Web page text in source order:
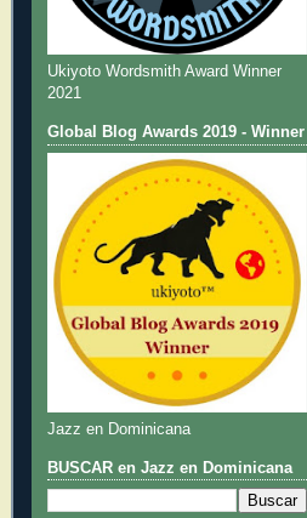
Ukiyoto Wordsmith Award Winner
2021
Global Blog Awards 2019 - Winner
Jazz en Dominicana
BUSCAR en Jazz en Dominicana